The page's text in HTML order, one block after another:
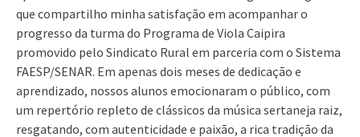
que compartilho minha satisfação em acompanhar o
progresso da turma do Programa de Viola Caipira
promovido pelo Sindicato Rural em parceria com o Sistema
FAESP/SENAR. Em apenas dois meses de dedicação e
aprendizado, nossos alunos emocionaram o público, com
um repertório repleto de clássicos da música sertaneja raiz,
resgatando, com autenticidade e paixão, a rica tradição da